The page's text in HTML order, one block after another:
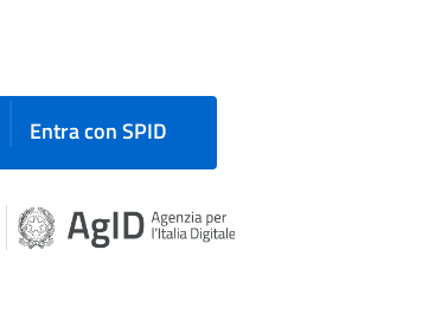
Entra con SPID